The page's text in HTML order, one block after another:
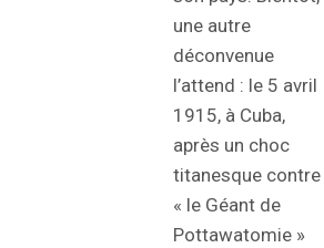
une autre
déconvenue
l’attend : le 5 avril
1915, à Cuba,
après un choc
titanesque contre
« le Géant de
Pottawatomie »